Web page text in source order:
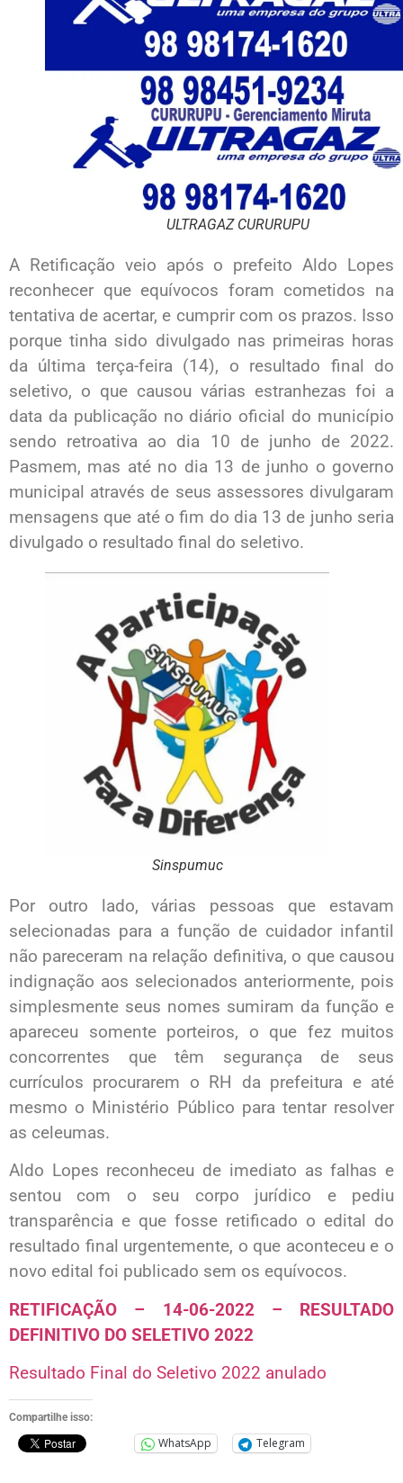
ULTRAGAZ CURURUPU
A Retificação veio após o prefeito Aldo Lopes
reconhecer que equívocos foram cometidos na
tentativa de acertar, e cumprir com os prazos. Isso
porque tinha sido divulgado nas primeiras horas
da última terça-feira (14), o resultado final do
seletivo, o que causou várias estranhezas foi a
data da publicação no diário oficial do município
sendo retroativa ao dia 10 de junho de 2022.
Pasmem, mas até no dia 13 de junho o governo
municipal através de seus assessores divulgaram
mensagens que até o fim do dia 13 de junho seria
divulgado o resultado final do seletivo.
Sinspumuc
Por outro lado, várias pessoas que estavam
selecionadas para a função de cuidador infantil
não pareceram na relação definitiva, o que causou
indignação aos selecionados anteriormente, pois
simplesmente seus nomes sumiram da função e
apareceu somente porteiros, o que fez muitos
concorrentes que têm segurança de seus
currículos procurarem o RH da prefeitura e até
mesmo o Ministério Público para tentar resolver
as celeumas.
Aldo Lopes reconheceu de imediato as falhas e
sentou com o seu corpo jurídico e pediu
transparência e que fosse retificado o edital do
resultado final urgentemente, o que aconteceu e o
novo edital foi publicado sem os equívocos.
RETIFICAÇÃO – 14-06-2022 – RESULTADO
DEFINITIVO DO SELETIVO 2022
Resultado Final do Seletivo 2022 anulado
Compartilhe isso:
WhatsApp Telegram